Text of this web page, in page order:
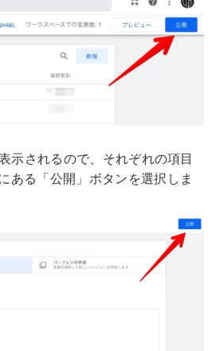
示されるので、それぞれの項目
ある「公開」ボタンを選択しま